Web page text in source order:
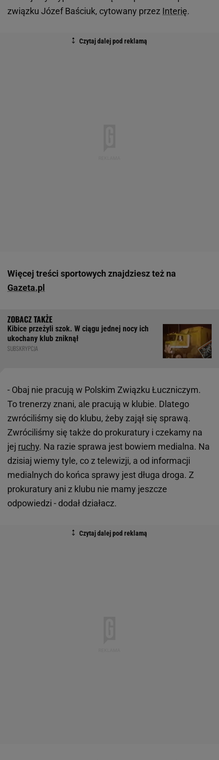
związku Józef Baściuk, cytowany przez Interię.
Więcej treści sportowych znajdziesz też na
Gazeta.pl
Kibice przeżyli szok. W ciągu jednej nocy ich
ukochany klub zniknął
SUBSKRYPCJA
- Obaj nie pracują w Polskim Związku Łuczniczym.
To trenerzy znani, ale pracują w klubie. Dlatego
zwróciliśmy się do klubu, żeby zajął się sprawą.
Zwróciliśmy się także do prokuratury i czekamy na
jej ruchy. Na razie sprawa jest bowiem medialna. Na
dzisiaj wiemy tyle, co z telewizji, a od informacji
medialnych do końca sprawy jest długa droga. Z
prokuratury ani z klubu nie mamy jeszcze
odpowiedzi - dodał działacz.